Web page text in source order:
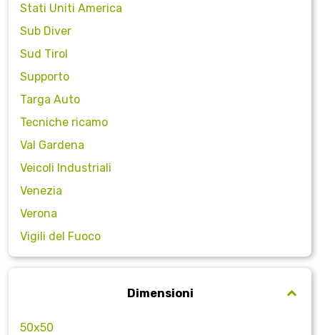
Stati Uniti America
Sub Diver
Sud Tirol
Supporto
Targa Auto
Tecniche ricamo
Val Gardena
Veicoli Industriali
Venezia
Verona
Vigili del Fuoco
Dimensioni
50x50